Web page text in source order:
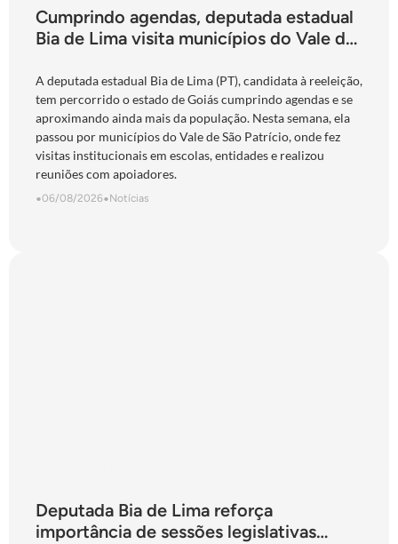
Cumprindo agendas, deputada estadual
Bia de Lima visita municípios do Vale do
A deputada estadual Bia de Lima (PT), candidata à reeleição,
tem percorrido o estado de Goiás cumprindo agendas e se
aproximando ainda mais da população. Nesta semana, ela
passou por municípios do Vale de São Patrício, onde fez
visitas institucionais em escolas, entidades e realizou
reuniões com apoiadores.
•06/08/2026•Notícias
Deputada Bia de Lima reforça
importância de sessões legislativas